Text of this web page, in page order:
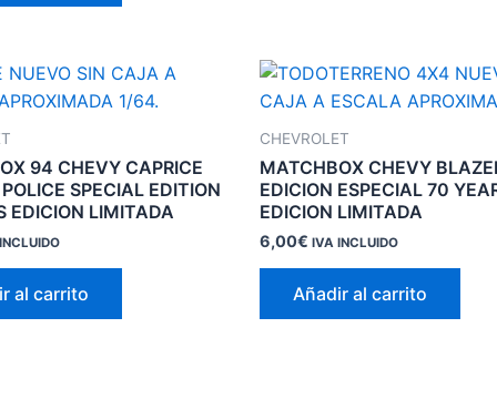
94 CHEVY CAPRICE
SPECIAL EDITION
EDICION LIMITADA
al carrito
CHEVROLET
MATCHBOX CHEVY
EDICION ESPECIAL 70
EDICION LIMITADA
6,00€ IVA INCLUIDO
Añadir al carrito